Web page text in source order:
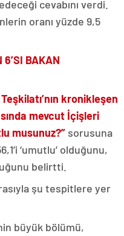
cevabını verdi.
oranı yüzde 9,5
6’SI BAKAN
kronikleşen
mevcut İçişleri
musunuz?” sorusuna
‘umutlu’ olduğunu,
belirtti.
şu tespitlere yer
büyük bölümü,